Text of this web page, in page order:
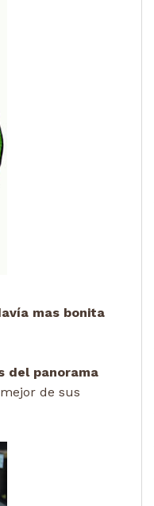
mas bonita
del panorama
de sus